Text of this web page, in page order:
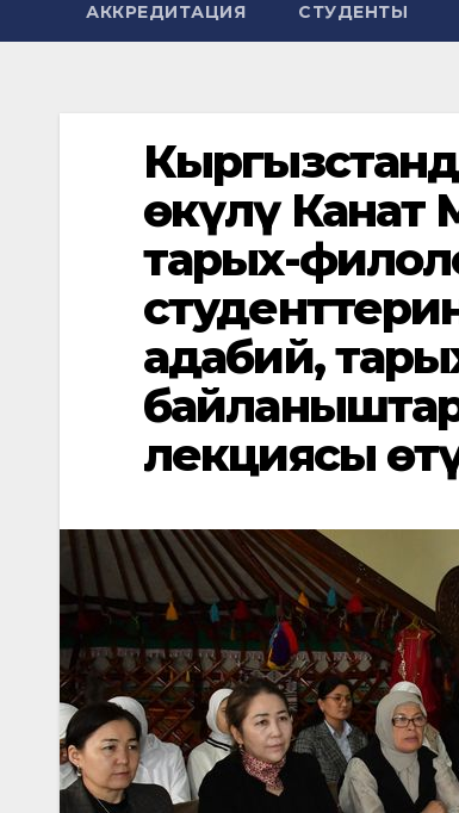
АККРЕДИТАЦИЯ СТУДЕНТЫ
өкүлү
тарых-
адабий,
лекциясы